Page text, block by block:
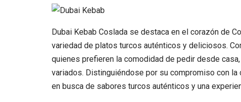
Dubai Kebab Coslada se destaca en el corazón de
variedad de platos turcos auténticos y deliciosos.
quienes prefieren la comodidad de pedir desde
variados. Distinguiéndose por su compromiso con
en busca de sabores turcos auténticos y una